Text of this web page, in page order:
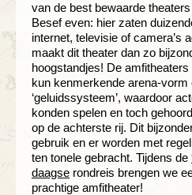
van de best bewaarde
Besef even: hier zaten
internet, televisie of camera’s
maakt dit theater dan zo
hoogstandjes! De
kun kenmerkende arena-vorm
‘geluidssysteem’, waardoor
konden spelen en toch
op de achterste rij. Dit
gebruik en er worden met
ten tonele gebracht. Tijdens de
daagse rondreis brengen we
prachtige amfitheater!